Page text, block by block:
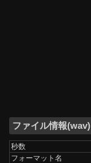
ファイル情報(wav)
秒数
フォーマット名